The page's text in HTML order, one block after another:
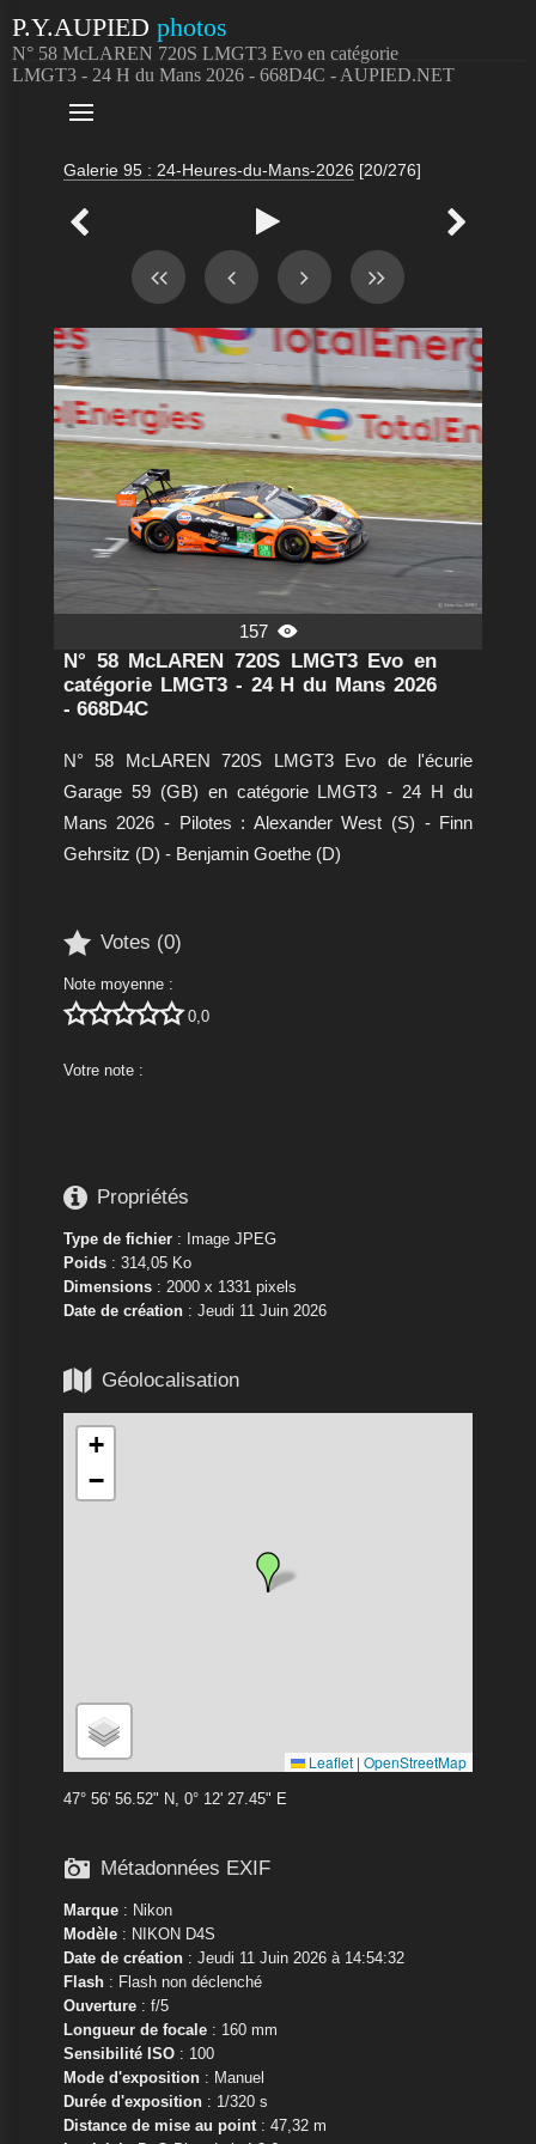
P.Y.AUPIED photos
N° 58 McLAREN 720S LMGT3 Evo en catégorie
LMGT3 - 24 H du Mans 2026 - 668D4C - AUPIED.NET

Galerie 95 : 24-Heures-du-Mans-2026 [20/276]
  
157 
N° 58 McLAREN 720S LMGT3 Evo en
catégorie LMGT3 - 24 H du Mans 2026
- 668D4C
N° 58 McLAREN 720S LMGT3 Evo de l'écurie
Garage 59 (GB) en catégorie LMGT3 - 24 H du
Mans 2026 - Pilotes : Alexander West (S) - Finn
Gehrsitz (D) - Benjamin Goethe (D)
 Votes (0)
Note moyenne :
 0,0
Votre note :
 Propriétés
Type de fichier: Image JPEG
Poids: 314,05 Ko
Dimensions: 2000 x 1331 pixels
Date de création: Jeudi 11 Juin 2026
 Géolocalisation
+
−
Leaflet | OpenStreetMap
47° 56' 56.52" N, 0° 12' 27.45" E
 Métadonnées EXIF
Marque: Nikon
Modèle: NIKON D4S
Date de création: Jeudi 11 Juin 2026 à 14:54:32
Flash: Flash non déclenché
Ouverture: f/5
Longueur de focale: 160 mm
Sensibilité ISO: 100
Mode d'exposition: Manuel
Durée d'exposition: 1/320 s
Distance de mise au point: 47,32 m